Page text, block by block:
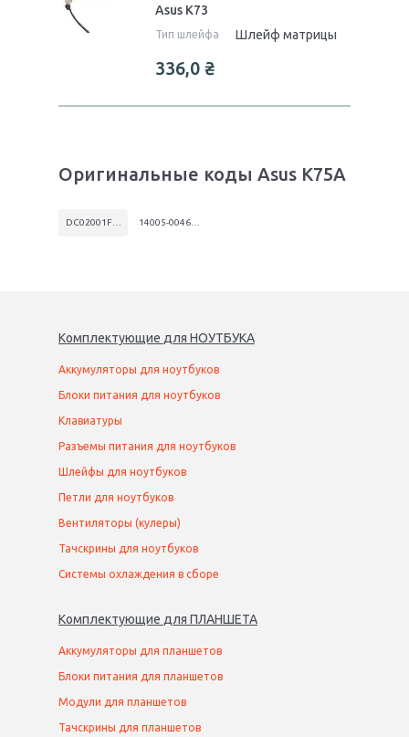
Asus K73
Тип шлейфа Шлейф матрицы
336,0 ₴
Оригинальные коды Asus K75A
Комплектующие для НОУТБУКА
Аккумуляторы для ноутбуков
Блоки питания для ноутбуков
Клавиатуры
Разъемы питания для ноутбуков
Шлейфы для ноутбуков
Петли для ноутбуков
Вентиляторы (кулеры)
Тачскрины для ноутбуков
Системы охлаждения в сборе
Комплектующие для ПЛАНШЕТА
Аккумуляторы для планшетов
Блоки питания для планшетов
Модули для планшетов
Тачскрины для планшетов